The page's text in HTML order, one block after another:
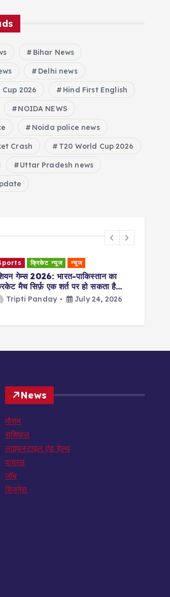
Bihar News
Delhi news
2026 Hind First English
NOIDA NEWS
Noida police news
Crash T20 World Cup 2026
Uttar Pradesh news
धर्म न्यूज
2026: चातुर्मास कल से शुरू हो रहा
भगवान विष्णु 119 दिनों तक ‘क्षीर सागर’ के
इस जगह पर रहेंगे
News
मौसम
राशिफल
लाइफस्टाइल एंड हेल्थ
वायरल
जॉब
बिजनेस